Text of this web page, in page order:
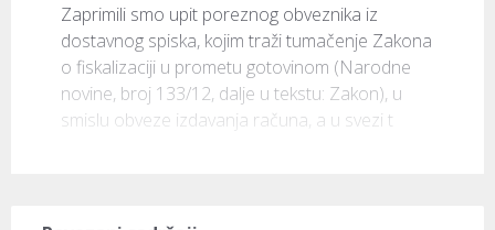
​Zaprimili smo upit poreznog obveznika iz
dostavnog spiska, kojim traži tumačenje Zakona
o fiskalizaciji u prometu gotovinom (Narodne
novine, broj 133/12, dalje u tekstu: Zakon), u
smislu obveze izdavanja računa, a u svezi t